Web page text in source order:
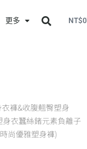
更多 NT$0
褲&收腹翹臀塑身
衣蠶絲鍺元素負離子
尚優雅塑身褲)